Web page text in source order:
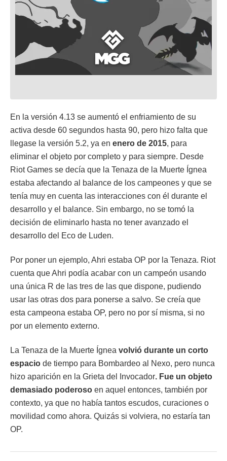
En la versión 4.13 se aumentó el enfriamiento de su
activa desde 60 segundos hasta 90, pero hizo falta que
llegase la versión 5.2, ya en enero de 2015, para
eliminar el objeto por completo y para siempre. Desde
Riot Games se decía que la Tenaza de la Muerte Ígnea
estaba afectando al balance de los campeones y que se
tenía muy en cuenta las interacciones con él durante el
desarrollo y el balance. Sin embargo, no se tomó la
decisión de eliminarlo hasta no tener avanzado el
desarrollo del Eco de Luden.
Por poner un ejemplo, Ahri estaba OP por la Tenaza. Riot
cuenta que Ahri podía acabar con un campeón usando
una única R de las tres de las que dispone, pudiendo
usar las otras dos para ponerse a salvo. Se creía que
esta campeona estaba OP, pero no por sí misma, si no
por un elemento externo.
La Tenaza de la Muerte Ígnea volvió durante un corto
espacio de tiempo para Bombardeo al Nexo, pero nunca
hizo aparición en la Grieta del Invocador. Fue un objeto
demasiado poderoso en aquel entonces, también por
contexto, ya que no había tantos escudos, curaciones o
movilidad como ahora. Quizás si volviera, no estaría tan
OP.